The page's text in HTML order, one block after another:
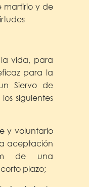
martirio y de
vida, para
para la
Siervo de
siguientes
y voluntario
aceptación
de una
plazo;